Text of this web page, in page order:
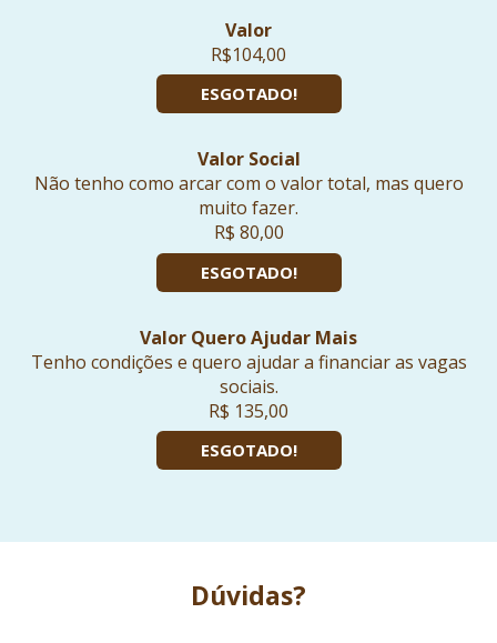
Valor
R$104,00
ESGOTADO!
Valor Social
Não tenho como arcar com o valor total, mas quero
muito fazer.
R$ 80,00
ESGOTADO!
Valor Quero Ajudar Mais
Tenho condições e quero ajudar a financiar as vagas
sociais.
R$ 135,00
ESGOTADO!
Dúvidas?